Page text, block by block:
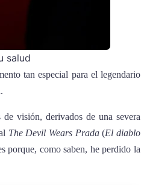
salud
tan especial para el legendario
visión, derivados de una severa
The Devil Wears Prada(El diablo
porque, como saben, he perdido la